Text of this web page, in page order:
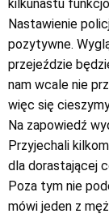
kilkunastu
Nastawienie
pozytywne.
przejeździe
nam wcale nie
więc się
Na zapowiedź
Przyjechali
dla dorastającej
Poza tym nie
mówi jeden z